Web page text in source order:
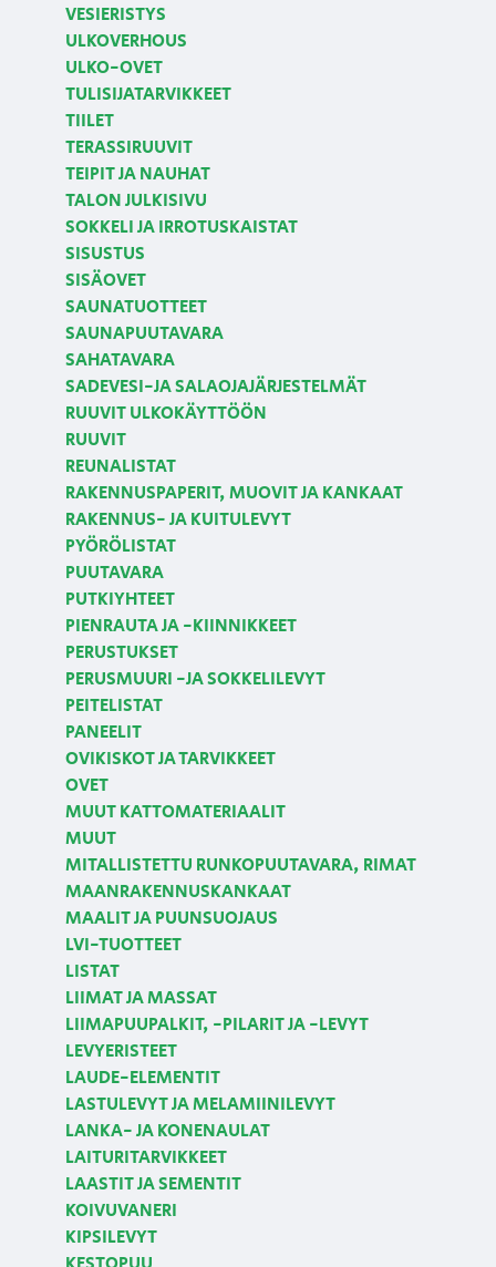
VESIERISTYS
ULKOVERHOUS
ULKO-OVET
TULISIJATARVIKKEET
TIILET
TERASSIRUUVIT
TEIPIT JA NAUHAT
TALON JULKISIVU
SOKKELI JA IRROTUSKAISTAT
SISUSTUS
SISÄOVET
SAUNATUOTTEET
SAUNAPUUTAVARA
SAHATAVARA
SADEVESI-JA SALAOJAJÄRJESTELMÄT
RUUVIT ULKOKÄYTTÖÖN
RUUVIT
REUNALISTAT
RAKENNUSPAPERIT, MUOVIT JA KANKAAT
RAKENNUS- JA KUITULEVYT
PYÖRÖLISTAT
PUUTAVARA
PUTKIYHTEET
PIENRAUTA JA -KIINNIKKEET
PERUSTUKSET
PERUSMUURI -JA SOKKELILEVYT
PEITELISTAT
PANEELIT
OVIKISKOT JA TARVIKKEET
OVET
MUUT KATTOMATERIAALIT
MUUT
MITALLISTETTU RUNKOPUUTAVARA, RIMAT
MAANRAKENNUSKANKAAT
MAALIT JA PUUNSUOJAUS
LVI-TUOTTEET
LISTAT
LIIMAT JA MASSAT
LIIMAPUUPALKIT, -PILARIT JA -LEVYT
LEVYERISTEET
LAUDE-ELEMENTIT
LASTULEVYT JA MELAMIINILEVYT
LANKA- JA KONENAULAT
LAITURITARVIKKEET
LAASTIT JA SEMENTIT
KOIVUVANERI
KIPSILEVYT